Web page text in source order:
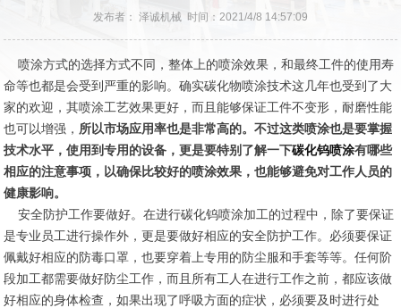
发布者： 泽诚机械 时间：2021/4/8 14:57:09
喷涂方式的选择方式不同，整体上的喷涂效果，和最终工件的使用寿
命等也都是会受到严重的影响。确实碳化物喷涂技术这几年也受到了大
家的欢迎，其喷涂工艺效果更好，而且能够保证工件不变形，耐磨性能
也可以增强， 所以市场应用率也是非常高的。不过这类喷涂也是要掌握
技术水平，使用到专用的设备，更是要特别了解一下碳化钨喷涂有哪些
相应的注意事项，以确保比较好的喷涂效果，也能够避免对工作人员的
健康影响。
安全防护工作要做好。在进行碳化钨喷涂加工的过程中，除了要保证
是专业员工进行操作外，更是要做好相应的安全防护工作。必须要保证
佩戴好相应的防毒口罩，也要穿着上专用的防尘服和手套等等。任何阶
段加工都需要做好防尘工作，而且所有工人在进行工作之前，都应该做
好相应的身体检查，如果出现了呼吸方面的症状，必须要及时进行处